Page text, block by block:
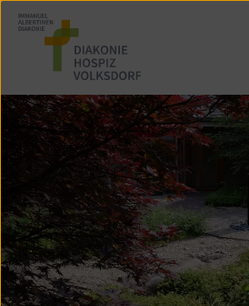
Zum
Seiteninhalt
springen